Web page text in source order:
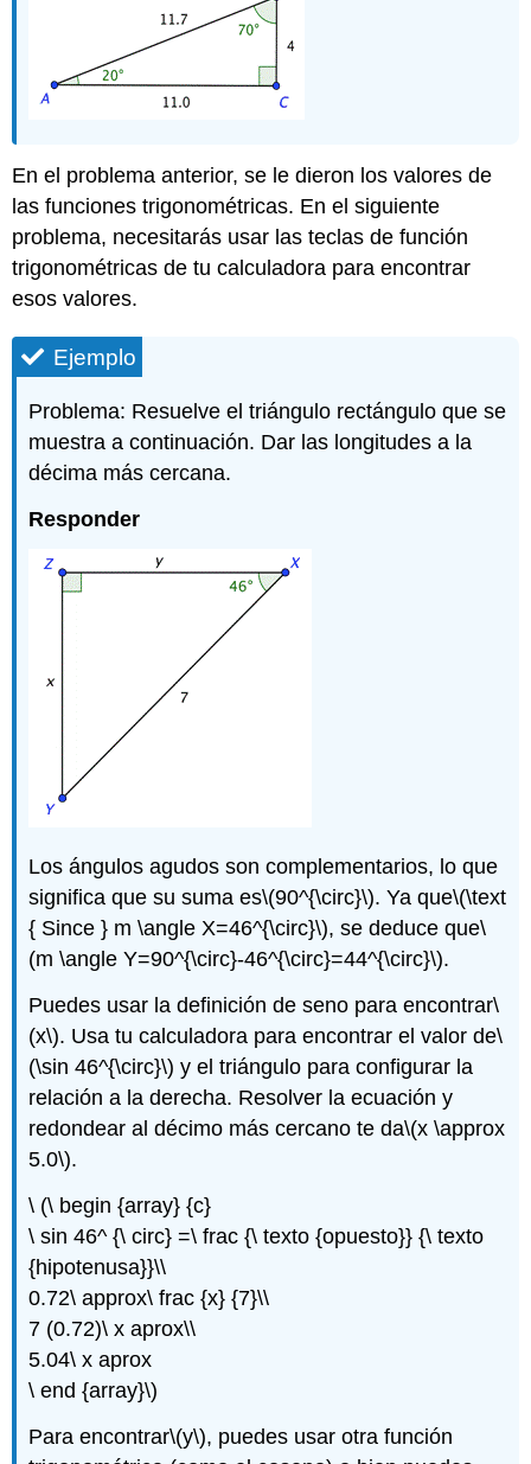
En el problema anterior, se le dieron los valores de
las funciones trigonométricas. En el siguiente
problema, necesitarás usar las teclas de función
trigonométricas de tu calculadora para encontrar
esos valores.
Ejemplo
Problema: Resuelve el triángulo rectángulo que se
muestra a continuación. Dar las longitudes a la
décima más cercana.
Responder
Los ángulos agudos son complementarios, lo que
significa que su suma es\(90^{\circ}\). Ya que\(\text
{ Since } m \angle X=46^{\circ}\), se deduce que\
(m \angle Y=90^{\circ}-46^{\circ}=44^{\circ}\).
Puedes usar la definición de seno para encontrar\
(x\). Usa tu calculadora para encontrar el valor de\
(\sin 46^{\circ}\) y el triángulo para configurar la
relación a la derecha. Resolver la ecuación y
redondear al décimo más cercano te da\(x \approx
5.0\).
\ (\ begin {array} {c}
\ sin 46^ {\ circ} =\ frac {\ texto {opuesto}} {\ texto
{hipotenusa}}\\
0.72\ approx\ frac {x} {7}\\
7 (0.72)\ x aprox\\
5.04\ x aprox
\ end {array}\)
Para encontrar\(y\), puedes usar otra función